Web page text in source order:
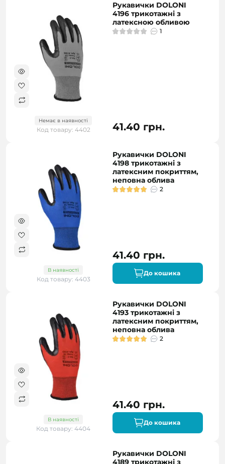
Немає в наявності
Код товару: 4402
Рукавички DOLONI
4196 трикотажні з
латексною обливою
1
41.40 грн.
В наявності
Код товару: 4403
Рукавички DOLONI
4198 трикотажні з
латексним покриттям,
неповна облива
2
41.40 грн.
До кошика
В наявності
Код товару: 4404
Рукавички DOLONI
4193 трикотажні з
латексним покриттям,
неповна облива
2
41.40 грн.
До кошика
Рукавички DOLONI
4189 трикотажні з